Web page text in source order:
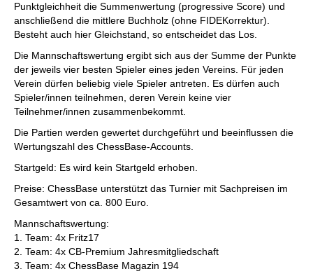
Punktgleichheit die Summenwertung (progressive Score) und
anschließend die mittlere Buchholz (ohne FIDEKorrektur).
Besteht auch hier Gleichstand, so entscheidet das Los.
Die Mannschaftswertung ergibt sich aus der Summe der Punkte
der jeweils vier besten Spieler eines jeden Vereins. Für jeden
Verein dürfen beliebig viele Spieler antreten. Es dürfen auch
Spieler/innen teilnehmen, deren Verein keine vier
Teilnehmer/innen zusammenbekommt.
Die Partien werden gewertet durchgeführt und beeinflussen die
Wertungszahl des ChessBase-Accounts.
Startgeld: Es wird kein Startgeld erhoben.
Preise: ChessBase unterstützt das Turnier mit Sachpreisen im
Gesamtwert von ca. 800 Euro.
Mannschaftswertung:
1. Team: 4x Fritz17
2. Team: 4x CB-Premium Jahresmitgliedschaft
3. Team: 4x ChessBase Magazin 194